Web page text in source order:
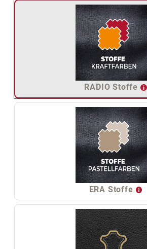
RADIO Stoffe
ERA Stoffe